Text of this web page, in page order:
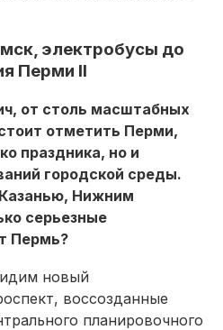
электробусы до
Перми II
от столь масштабных
отметить Перми,
праздника, но и
городской среды.
Нижним
серьезные
Пермь?
новый
воссозданные
планировочного